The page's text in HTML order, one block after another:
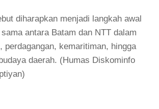
diharapkan menjadi langkah awal
antara Batam dan NTT dalam
perdagangan, kemaritiman, hingga
daerah. (Humas Diskominfo